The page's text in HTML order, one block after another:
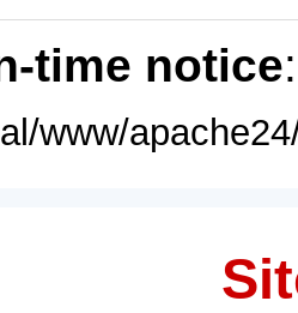
time notice
www/